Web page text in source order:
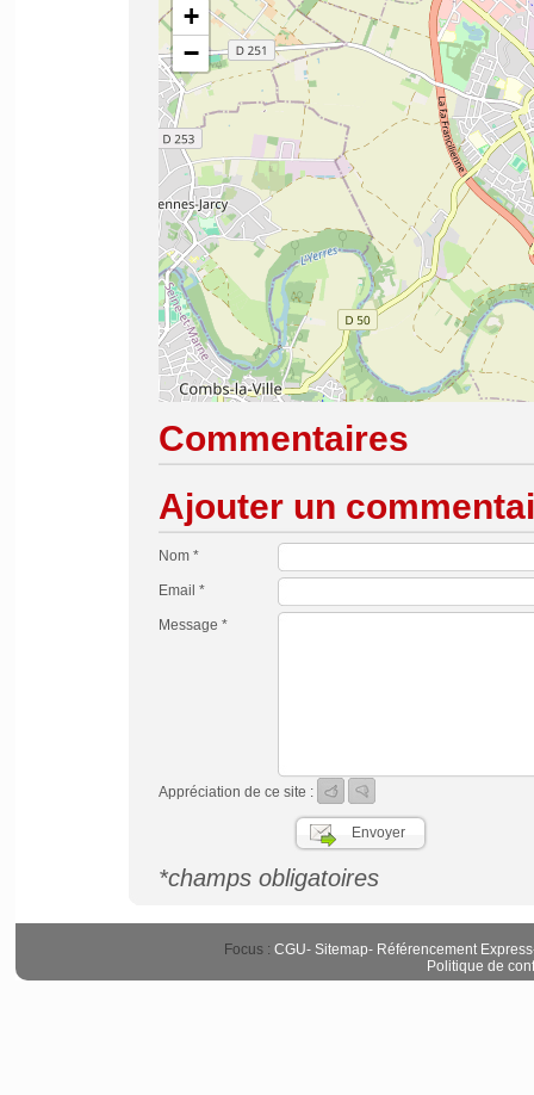
+
−
Commentaires
Ajouter un
Nom *
Email *
Message *
Appréciation de ce site :
*champs obligatoires
Focus : CGU- Sitemap- Référencement Express
Politique de